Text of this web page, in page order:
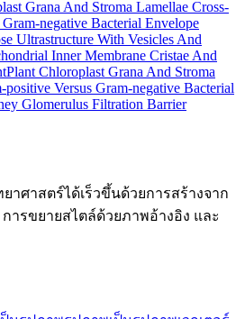
Grana And Stroma Lamellae Cross-
negative Bacterial Envelope
Ultrastructure With Vesicles And
Inner Membrane Cristae And
Plant Chloroplast Grana And Stroma
positive Versus Gram-negative Bacterial
Glomerulus Filtration Barrier
าศาสตร์ได้เร็วขึ้นด้วยการสร้างจาก
ารขยายสไตล์ด้วยภาพอ้างอิง และ